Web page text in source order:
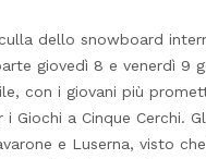
dello snowboard
giovedì 8 e venerdì 9
con i giovani più
i Giochi a Cinque Cerchi.
e Luserna, visto